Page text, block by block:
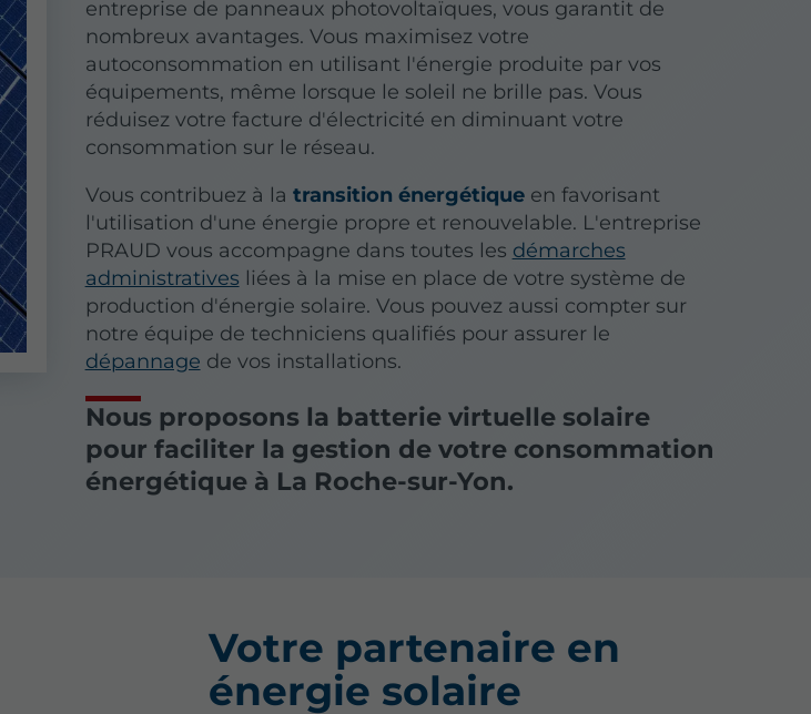
entreprise de panneaux photovoltaïques, vous garantit de
nombreux avantages. Vous maximisez votre
autoconsommation en utilisant l'énergie produite par vos
équipements, même lorsque le soleil ne brille pas. Vous
réduisez votre facture d'électricité en diminuant votre
consommation sur le réseau.
Vous contribuez à la transition énergétiqueen favorisant
l'utilisation d'une énergie propre et renouvelable. L'entreprise
PRAUD vous accompagne dans toutes les démarches
administratives liées à la mise en place de votre système de
production d'énergie solaire. Vous pouvez aussi compter sur
notre équipe de techniciens qualifiés pour assurer le
dépannage de vos installations.
Nous proposons la batterie virtuelle solaire
pour faciliter la gestion de votre consommation
énergétique à La Roche-sur-Yon.
Votre partenaire en
énergie solaire